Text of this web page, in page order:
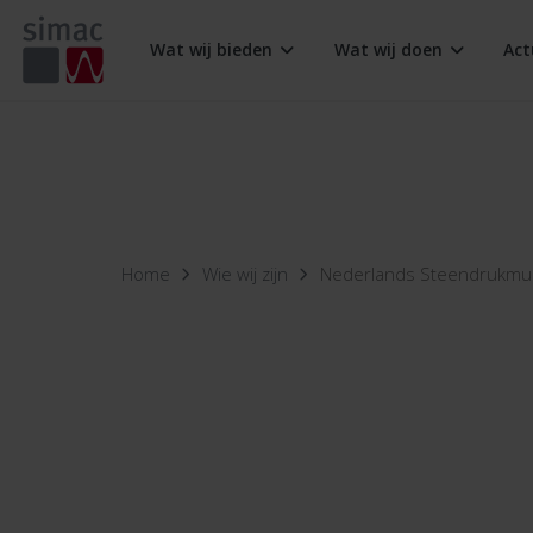
Wat wij bieden
Access Control
Wat wij doen
Home Wie wij zijn Nederlands